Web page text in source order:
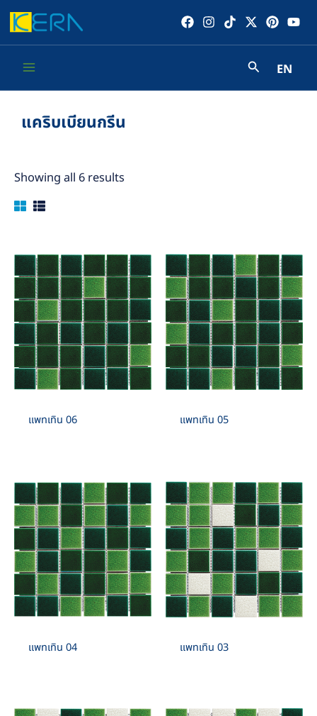
Skip
to
Menu
EN
แคริบเบียนกรีน
Showing all 6 results
แพทเทิน 06 แพทเทิน 05
แพทเทิน 04 แพทเทิน 03